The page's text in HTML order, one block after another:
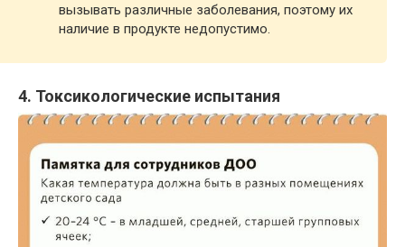
вызывать различные заболевания, поэтому их
наличие в продукте недопустимо.
4. Токсикологические испытания